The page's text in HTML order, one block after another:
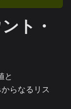
ト・
と
らなるリス